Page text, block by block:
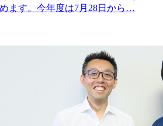
ます。今年度は7月28日から…